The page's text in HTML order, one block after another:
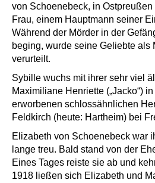
von Schoenebeck, in
Frau, einem Hauptmann seiner
Während der Mörder in der
beging, wurde seine Geliebte als
verurteilt.
Sybille wuchs mit ihrer sehr viel
Maximiliane Henriette („Jacko“)
erworbenen schlossähnlichen
Feldkirch (heute: Hartheim) bei
Elizabeth von Schoenebeck war
lange treu. Bald stand von der
Eines Tages reiste sie ab und
1918 ließen sich Elizabeth und